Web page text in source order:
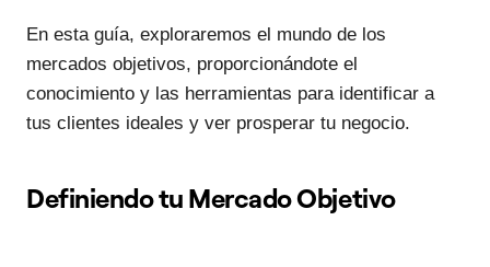
En esta guía, exploraremos el mundo de los
mercados objetivos, proporcionándote el
conocimiento y las herramientas para identificar a
tus clientes ideales y ver prosperar tu negocio.
Definiendo tu Mercado Objetivo